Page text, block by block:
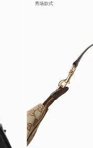
秀场款式